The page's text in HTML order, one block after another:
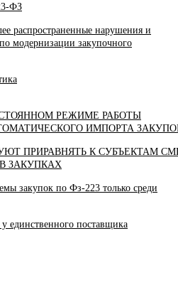
ФЗ
распространенные нарушения и
модернизации закупочного
РЕЖИМЕ РАБОТЫ
ИМПОРТА
ПРИРАВНЯТЬ К СУБЪЕКТАМ
ЗАКУПКАХ
закупок по Фз-223 только среди
единственного поставщика